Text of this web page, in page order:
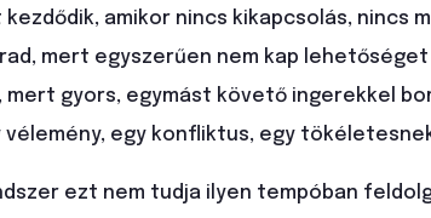
kezdődik, amikor nincs kikapcsolás, nincs
mert egyszerűen nem kap
gyors, egymást követő ingerekkel
vélemény, egy konfliktus, egy
ezt nem tudja ilyen tempóban